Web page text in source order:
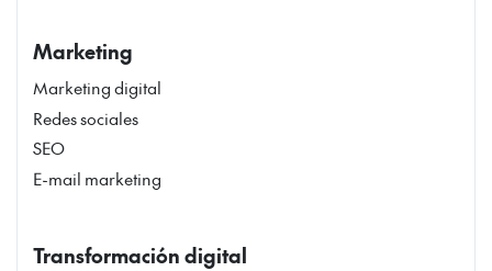
Marketing
Marketing digital
Redes sociales
SEO
E-mail marketing
Transformación digital